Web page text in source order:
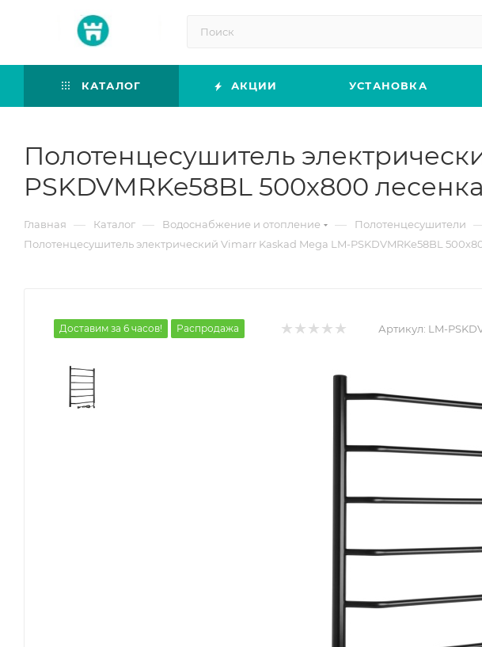
КАТАЛОГ АКЦИИ УСТАНОВКА
Полотенцесушитель
PSKDVMRKe58BL 500х800
Главная — Каталог — Водоснабжение и отопление — Полотенцесушители
Полотенцесушитель электрический Vimarr Kaskad Mega LM-PSKDVMRKe58BL
Доставим за 6 часов! Распродажа Артикул: LM-